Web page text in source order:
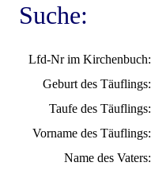
Suche:
Lfd-Nr im Kirchenbuch:
Geburt des Täuflings:
Taufe des Täuflings:
Vorname des Täuflings:
Name des Vaters: